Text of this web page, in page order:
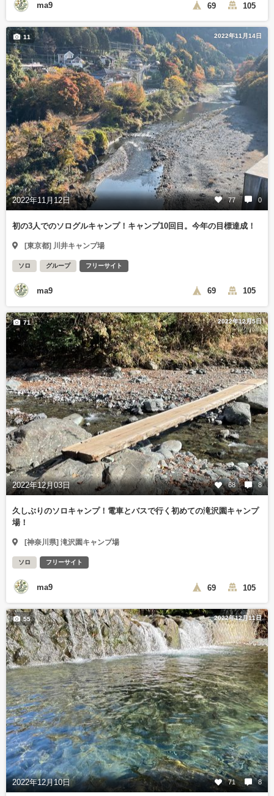
ma9 69 105
2022年11月14日
2022年11月12日 77 0
11
初の3人でのソログルキャンプ！キャンプ10回目。今年の目標達成！
[東京都] 川井キャンプ場
ソロ グループ フリーサイト
ma9 69 105
2022年12月5日
2022年12月03日 68 8
71
久しぶりのソロキャンプ！電車とバスで行く初めての滝沢園キャンプ
場！
[神奈川県] 滝沢園キャンプ場
ソロ フリーサイト
ma9 69 105
2022年12月11日
2022年12月10日 71 8
55